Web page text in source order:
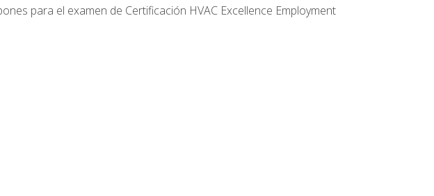
para el examen de Certificación HVAC Excellence Employment